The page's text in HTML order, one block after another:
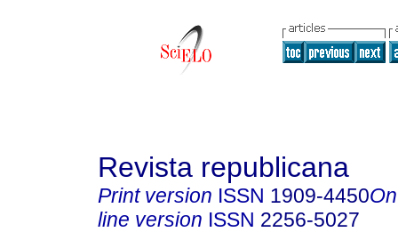
Revista republicana
Print version ISSN 1909-4450
line version ISSN 2256-5027